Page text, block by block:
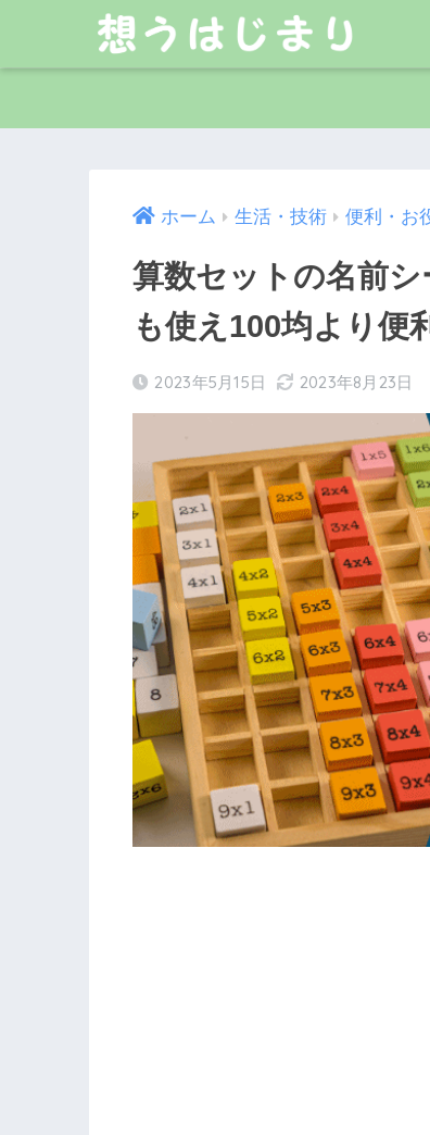
ホーム 生活・技術 便利・お
算数セットの名前
も使え100均より便
2023年5月15日 2023年8月23日